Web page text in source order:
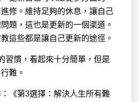
修。維持足夠的休息，讓自己
題，這也是更新的一個渠道。
這些都是讓自己更新的途徑。
習慣，看起來十分簡單，但是
難。
《第3選擇：解決人生所有難